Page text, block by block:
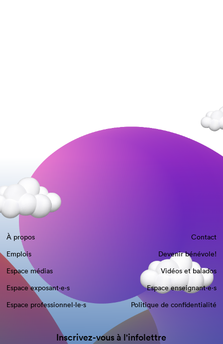
À propos
Contact
Emplois
Devenir bénévole!
Espace médias
Vidéos et balados
Espace exposant·e⋅s
Espace enseignant·e⋅s
Espace professionnel·le⋅s
Politique de confidentialité
Inscrivez-vous à l'infolettre